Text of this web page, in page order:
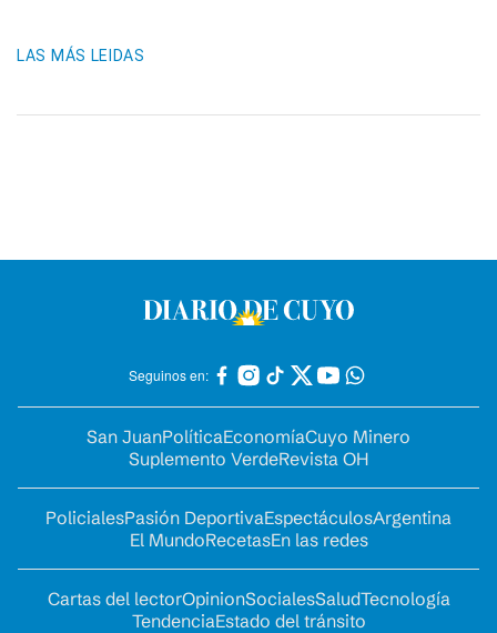
LAS MÁS LEIDAS
Seguinos en:
San JuanPolíticaEconomíaCuyo Minero
Suplemento VerdeRevista OH
PolicialesPasión DeportivaEspectáculosArgentina
El MundoRecetasEn las redes
Cartas del lectorOpinionSocialesSaludTecnología
TendenciaEstado del tránsito